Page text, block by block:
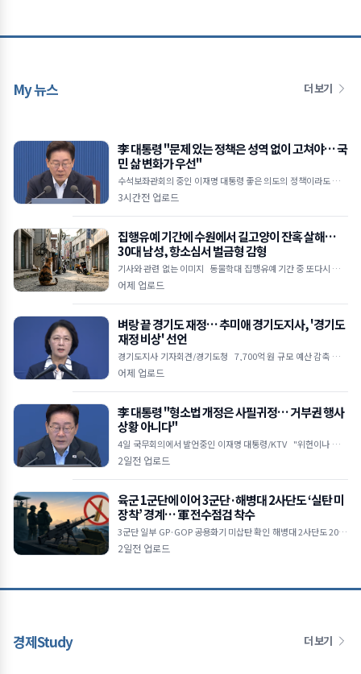
My 뉴스 더 보기
李 대통령 "문제 있는 정책은 성역 없이 고쳐야… 국
민 삶 변화가 우선"
수석보좌관회의 중인 이재명 대통령 좋은 의도의 정책이라도 피해
주면 무용지물 임기 1,400일 남아… 체감 성과 내는 적극 행정 당
3시간전 업로드
집행유예 기간에 수원에서 길고양이 잔혹 살해…
30대 남성, 항소심서 벌금형 감형
기사와 관련 없는 이미지 동물학대 집행유예 기간 중 또다시 고양
이 살해 범행 저질러 1심에서 징역 4개월 실형 선고받았으나 2심서
어제 업로드
벼랑 끝 경기도 재정… 추미애 경기도지사, '경기도
재정 비상' 선언
경기도지사 기자회견/경기도청 7,700억 원 규모 예산 감축 불가
피 지방채 발행 한도 턱밑… 기금 바닥나 업무 경비 축소 및 불요불
어제 업로드
李 대통령 "형소법 개정은 사필귀정… 거부권 행사
상황 아니다"
4일 국무회의에서 발언중인 이재명 대통령/KTV "위헌이나 집행
불능 등 입법권 부정할 정도 안 돼" 수사·기소 분리 강조하며 검찰
2일전 업로드
육군 1군단에 이어 3군단·해병대 2사단도 ‘실탄 미
장착’ 경계… 軍 전수점검 착수
3군단 일부 GP·GOP 공용화기 미삽탄 확인 해병대 2사단도 2020
년부터 6년간 '빈 총' 경계 합참 보고 누락 속 전방 군단 전수조사 확
2일전 업로드
경제Study 더 보기